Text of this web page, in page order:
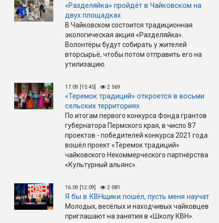
«Разделяйка» пройдёт в Чайковском на
двух площадках
В Чайковском состоится традиционная
экологическая акция «Разделяйка».
Волонтёры будут собирать у жителей
вторсырьё, чтобы потом отправить его на
утилизацию.
17.09 [15:45] 2 569
«Теремок традиций» откроется в восьми
сельских территориях
По итогам первого конкурса Фонда грантов
губернатора Пермского края, в число 87
проектов - победителей конкурса 2021 года
вошёл проект «Теремок традиций»
чайковского Некоммерческого партнёрства
«Культурный альянс».
16.09 [12:09] 2 081
Я бы в КВНщики пошёл, пусть меня научат
Молодых, весёлых и находчивых чайковцев
приглашают на занятия в «Школу КВН».